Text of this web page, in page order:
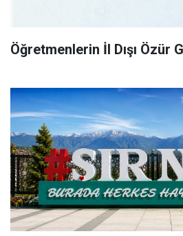
Öğretmenlerin İl Dışı Özür